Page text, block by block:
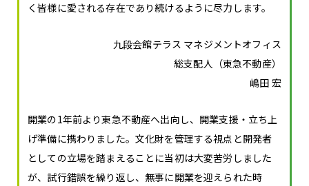
く皆様に愛される存在であり続けるように尽力します。
九段会館テラス マネジメントオフィス
総支配人（東急不動産）
嶋田 宏
開業の1年前より東急不動産へ出向し、開業支援・立ち上
げ準備に携わりました。文化財を管理する視点と開発者
としての立場を踏まえることに当初は大変苦労しました
が、試行錯誤を繰り返し、無事に開業を迎えられた時